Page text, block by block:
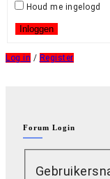
Houd me ingelogd
Inloggen
Log in / Register
Forum Login